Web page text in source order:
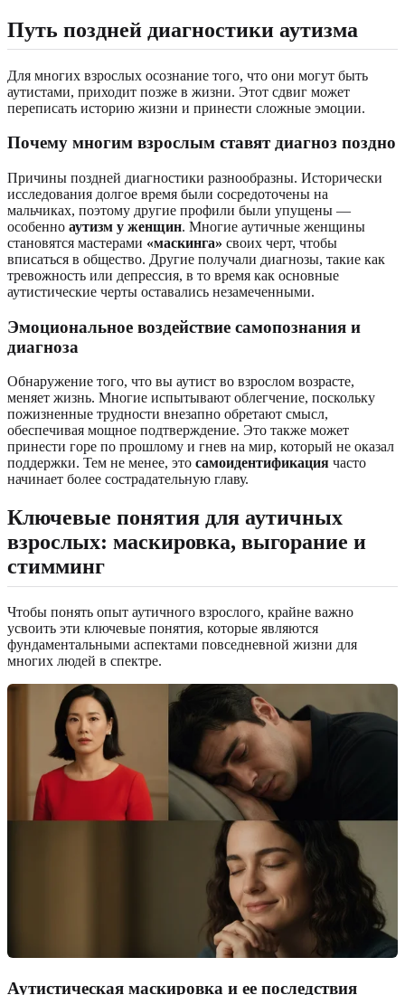
Путь поздней диагностики аутизма
Для многих взрослых осознание того, что они могут быть
аутистами, приходит позже в жизни. Этот сдвиг может
переписать историю жизни и принести сложные эмоции.
Почему многим взрослым ставят диагноз поздно
Причины поздней диагностики разнообразны. Исторически
исследования долгое время были сосредоточены на
мальчиках, поэтому другие профили были упущены —
особенно аутизм у женщин. Многие аутичные женщины
становятся мастерами «маскинга» своих черт, чтобы
вписаться в общество. Другие получали диагнозы, такие как
тревожность или депрессия, в то время как основные
аутистические черты оставались незамеченными.
Эмоциональное воздействие самопознания и
диагноза
Обнаружение того, что вы аутист во взрослом возрасте,
меняет жизнь. Многие испытывают облегчение, поскольку
пожизненные трудности внезапно обретают смысл,
обеспечивая мощное подтверждение. Это также может
принести горе по прошлому и гнев на мир, который не оказал
поддержки. Тем не менее, это самоидентификация часто
начинает более сострадательную главу.
Ключевые понятия для аутичных
взрослых: маскировка, выгорание и
стимминг
Чтобы понять опыт аутичного взрослого, крайне важно
усвоить эти ключевые понятия, которые являются
фундаментальными аспектами повседневной жизни для
многих людей в спектре.
Аутистическая маскировка и ее последствия